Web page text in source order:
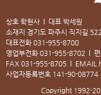
상호 학현사
대표 박세원
소재지 경기도 파주시 직지길
대표전화 031-955-8700
영업부전화 031-955-8702
FAX 031-955-8705 EMAIL
사업자등록번호 141-90-08774
Copyright 1992-